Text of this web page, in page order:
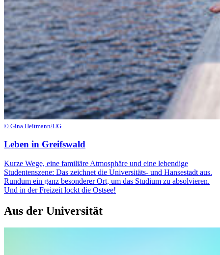
© Gina Heitmann/UG
Leben in Greifswald
Kurze Wege, eine familiäre Atmosphäre und eine lebendige
Studentenszene: Das zeichnet die Universitäts- und Hansestadt aus.
Rundum ein ganz besonderer Ort, um das Studium zu absolvieren.
Und in der Freizeit lockt die Ostsee!
Aus der Universität